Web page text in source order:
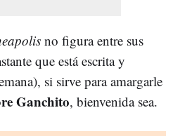
no figura entre sus
que está escrita y
si sirve para amargarle
Ganchito, bienvenida sea.